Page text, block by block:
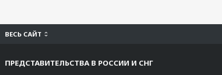
ВЕСЬ САЙТ
ПРЕДСТАВИТЕЛЬСТВА В РОССИИ И СНГ